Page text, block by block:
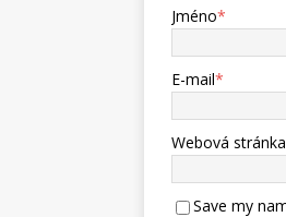
Jméno*
E-mail*
Webová stránka
Save my